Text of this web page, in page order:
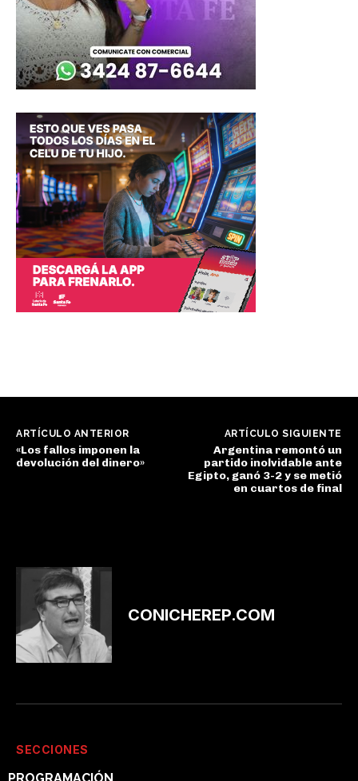
ARTÍCULO ANTERIOR
«Los fallos imponen la
devolución del dinero»
ARTÍCULO SIGUIENTE
Argentina remontó un
partido inolvidable ante
Egipto, ganó 3-2 y se metió
en cuartos de final
CONICHEREP.COM
SECCIONES
PROGRAMACIÓN